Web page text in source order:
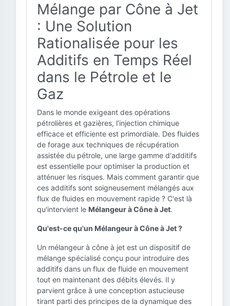
Mélange par Cône à Jet
: Une Solution
Rationalisée pour les
Additifs en Temps Réel
dans le Pétrole et le
Gaz
Dans le monde exigeant des opérations
pétrolières et gazières, l'injection chimique
efficace et efficiente est primordiale. Des fluides
de forage aux techniques de récupération
assistée du pétrole, une large gamme d'additifs
est essentielle pour optimiser la production et
atténuer les risques. Mais comment garantir que
ces additifs sont soigneusement mélangés aux
flux de fluides en mouvement rapide ? C'est là
qu'intervient le Mélangeur à Cône à Jet.
Qu'est-ce qu'un Mélangeur à Cône à Jet ?
Un mélangeur à cône à jet est un dispositif de
mélange spécialisé conçu pour introduire des
additifs dans un flux de fluide en mouvement
tout en maintenant des débits élevés. Il y
parvient grâce à une conception astucieuse
tirant parti des principes de la dynamique des